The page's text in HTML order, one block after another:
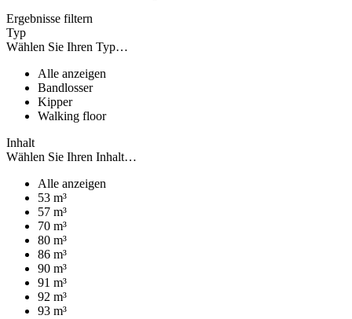
Ergebnisse filtern
Typ
Wählen Sie Ihren Typ…
Alle anzeigen
Bandlosser
Kipper
Walking floor
Inhalt
Wählen Sie Ihren Inhalt…
Alle anzeigen
53 m³
57 m³
70 m³
80 m³
86 m³
90 m³
91 m³
92 m³
93 m³